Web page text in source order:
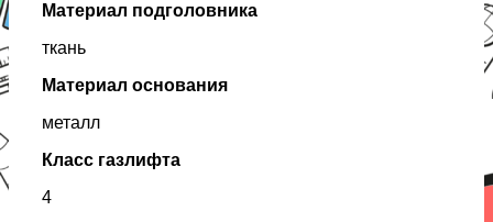
Материал подголовника
ткань
Материал основания
металл
Класс газлифта
4